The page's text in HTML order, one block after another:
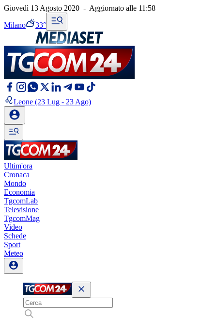
Giovedì 13 Agosto 2020 - Aggiornato alle 11:58
Milano 33°
Leone (23 Lug - 23 Ago)
Ultim'ora
Cronaca
Mondo
Economia
TgcomLab
Televisione
TgcomMag
Video
Schede
Sport
Meteo